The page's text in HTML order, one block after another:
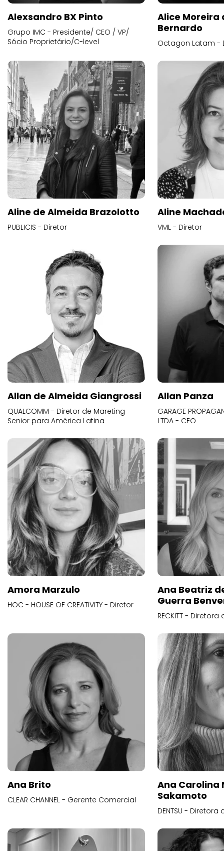
Alexsandro BX Pinto
Grupo IMC - Presidente/ CEO / VP/
Sócio Proprietário/C-level
Alice
Bernardo
Octagon Latam -
Aline de Almeida Brazolotto
PUBLICIS - Diretor
Aline
VML - Diretor
Allan de Almeida Giangrossi
QUALCOMM - Diretor de Mareting
Senior para América Latina
Allan Panza
GARAGE
LTDA - CEO
Amora Marzulo
HOC - HOUSE OF CREATIVITY - Diretor
Ana Beatriz
Guerra
RECKITT -
Ana Brito
CLEAR CHANNEL - Gerente Comercial
Ana Carolina
Sakamoto
DENTSU -